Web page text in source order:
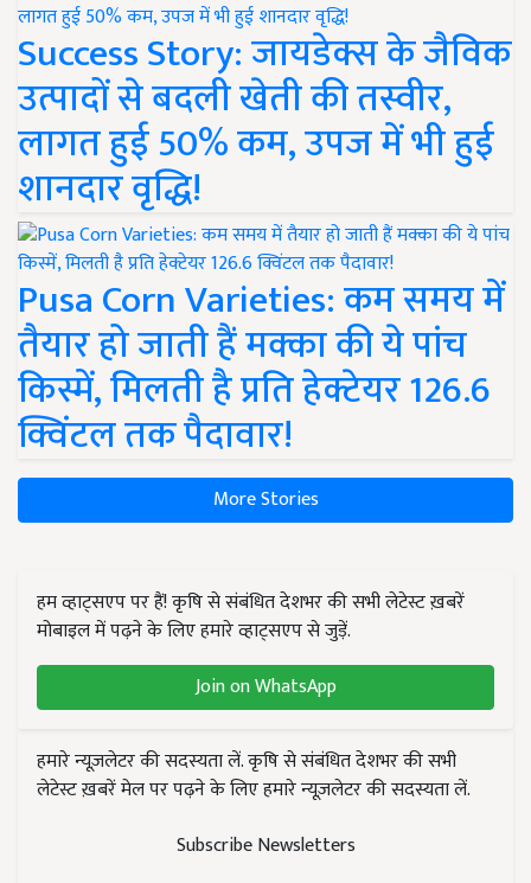
Success Story: जायडेक्स के जैविक
उत्पादों से बदली खेती की तस्वीर,
लागत हुई 50% कम, उपज में भी हुई
शानदार वृद्धि!
Pusa Corn Varieties: कम समय में
तैयार हो जाती हैं मक्का की ये पांच
किस्में, मिलती है प्रति हेक्टेयर 126.6
क्विंटल तक पैदावार!
More Stories
हम व्हाट्सएप पर हैं! कृषि से संबंधित देशभर की सभी लेटेस्ट ख़बरें
मोबाइल में पढ़ने के लिए हमारे व्हाट्सएप से जुड़ें.
Join on WhatsApp
हमारे न्यूज़लेटर की सदस्यता लें. कृषि से संबंधित देशभर की सभी
लेटेस्ट ख़बरें मेल पर पढ़ने के लिए हमारे न्यूज़लेटर की सदस्यता लें.
Subscribe Newsletters